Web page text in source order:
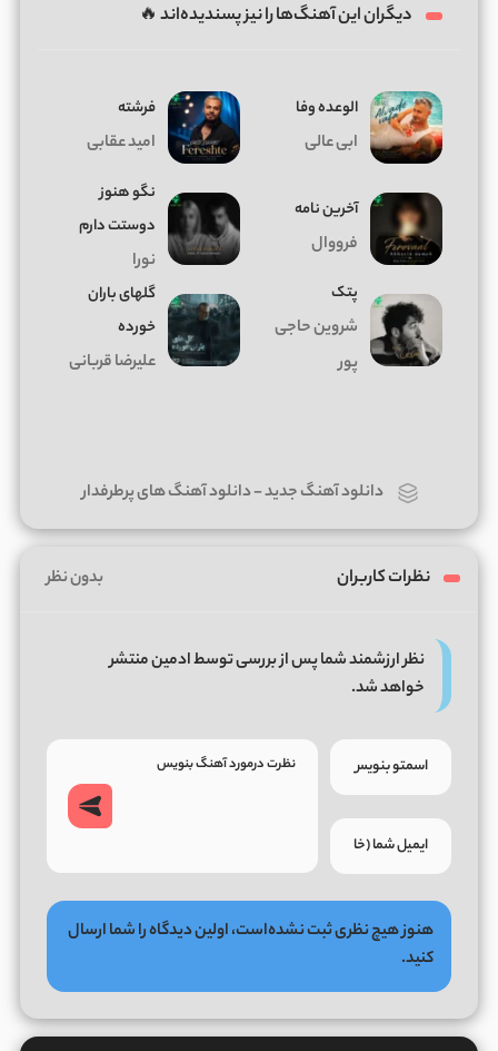
دیگران این آهنگ‌ها را نیز پسندیده‌اند 🔥
الوعده وفا
ابی عالی
فرشته
امید عقابی
آخرین نامه
فرووال
نگو هنوز
دوستت دارم
نورا
پتک
شروین حاجی
پور
گلهای باران
خورده
علیرضا قربانی
دانلود آهنگ جدید-دانلود آهنگ های پرطرفدار
نظرات کاربران بدون نظر
نظر ارزشمند شما پس از بررسی توسط ادمین منتشر
خواهد شد.
هنوز هیچ نظری ثبت نشده‌است، اولین دیدگاه را شما ارسال
کنید.